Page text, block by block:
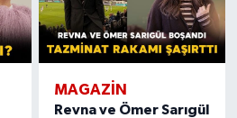
MAGAZIN
Revna ve Ömer Sarıgül